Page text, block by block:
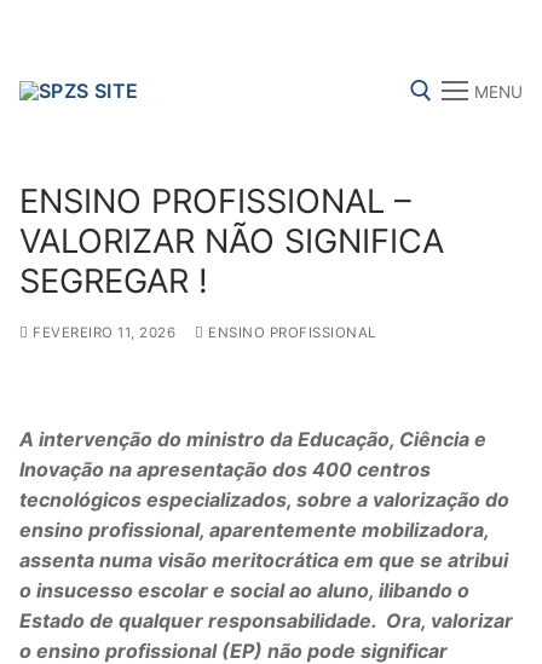
MENU
FENPROF CGTP-IN FRENTE COMUM
sindicalização
Notícias
Legislação
Sectores
ENSINO PROFISSIONAL –
VALORIZAR NÃO SIGNIFICA
SEGREGAR !
FEVEREIRO 11, 2026 ENSINO PROFISSIONAL
A intervenção do ministro da Educação, Ciência e
Inovação na apresentação dos 400 centros
tecnológicos especializados, sobre a valorização do
ensino profissional, aparentemente mobilizadora,
assenta numa visão meritocrática em que se atribui
o insucesso escolar e social ao aluno, ilibando o
Estado de qualquer responsabilidade. Ora, valorizar
o ensino profissional (EP) não pode significar